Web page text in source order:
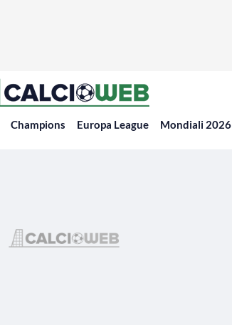
Champions Europa League Mondiali 2026